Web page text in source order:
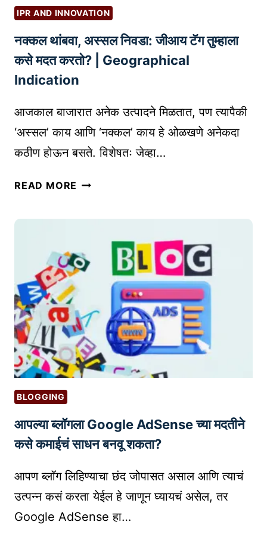
R
D
O
C
O
S
)
को
ड
तं
त्र
न
व
सा
यां
ठी
आ
क
?
(
N
O
-
D
E
E
C
N
IPR AND INNOVATION
नक्कल थांबवा, अस्सल निवडा: जीआय टॅग तुम्हाला
कसे मदत करतो? | Geographical
Indication
आजकाल बाजारात अनेक उत्पादने मिळतात, पण त्यापैकी
‘अस्सल’ काय आणि ‘नक्कल’ काय हे ओळखणे अनेकदा
कठीण होऊन बसते. विशेषतः जेव्हा…
READ MORE न
वा
,
स्स
ल
नि
व
डा
आ
य
ग
म्हा
ला
BLOGGING
आपल्या ब्लॉगला Google AdSense च्या मदतीने
कसे कमाईचं साधन बनवू शकता?
आपण ब्लॉग लिहिण्याचा छंद जोपासत असाल आणि त्याचं
उत्पन्न कसं करता येईल हे जाणून घ्यायचं असेल, तर
Google AdSense हा…